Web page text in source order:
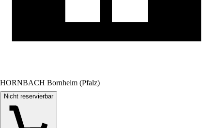
HORNBACH Bornheim (Pfalz)
Nicht reservierbar